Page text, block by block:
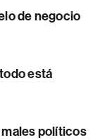
de negocio
está
males políticos